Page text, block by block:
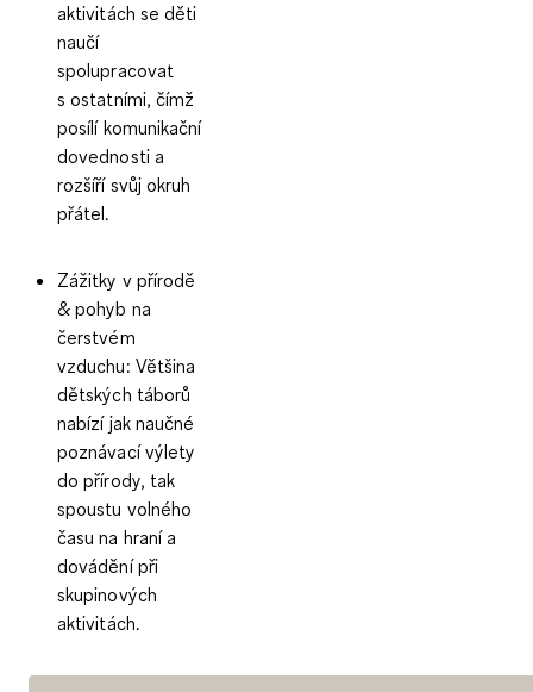
aktivitách se děti
naučí
spolupracovat
s ostatními, čímž
posílí komunikační
dovednosti a
rozšíří svůj okruh
přátel.
Zážitky v přírodě
& pohyb na
čerstvém
vzduchu: Většina
dětských táborů
nabízí jak naučné
poznávací výlety
do přírody, tak
spoustu volného
času na hraní a
dovádění při
skupinových
aktivitách.